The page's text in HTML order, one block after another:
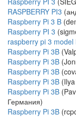
RASPBERRY PI3
Raspberry Pi 3 B
Raspberry PI 3
raspberry pi 3 model
Raspberry Pi 3B
Raspberry Pi 3B
Raspberry Pi 3B
Raspberry Pi 3B
Raspberry Pi 3B
Германия)
Raspberry Pi 3B